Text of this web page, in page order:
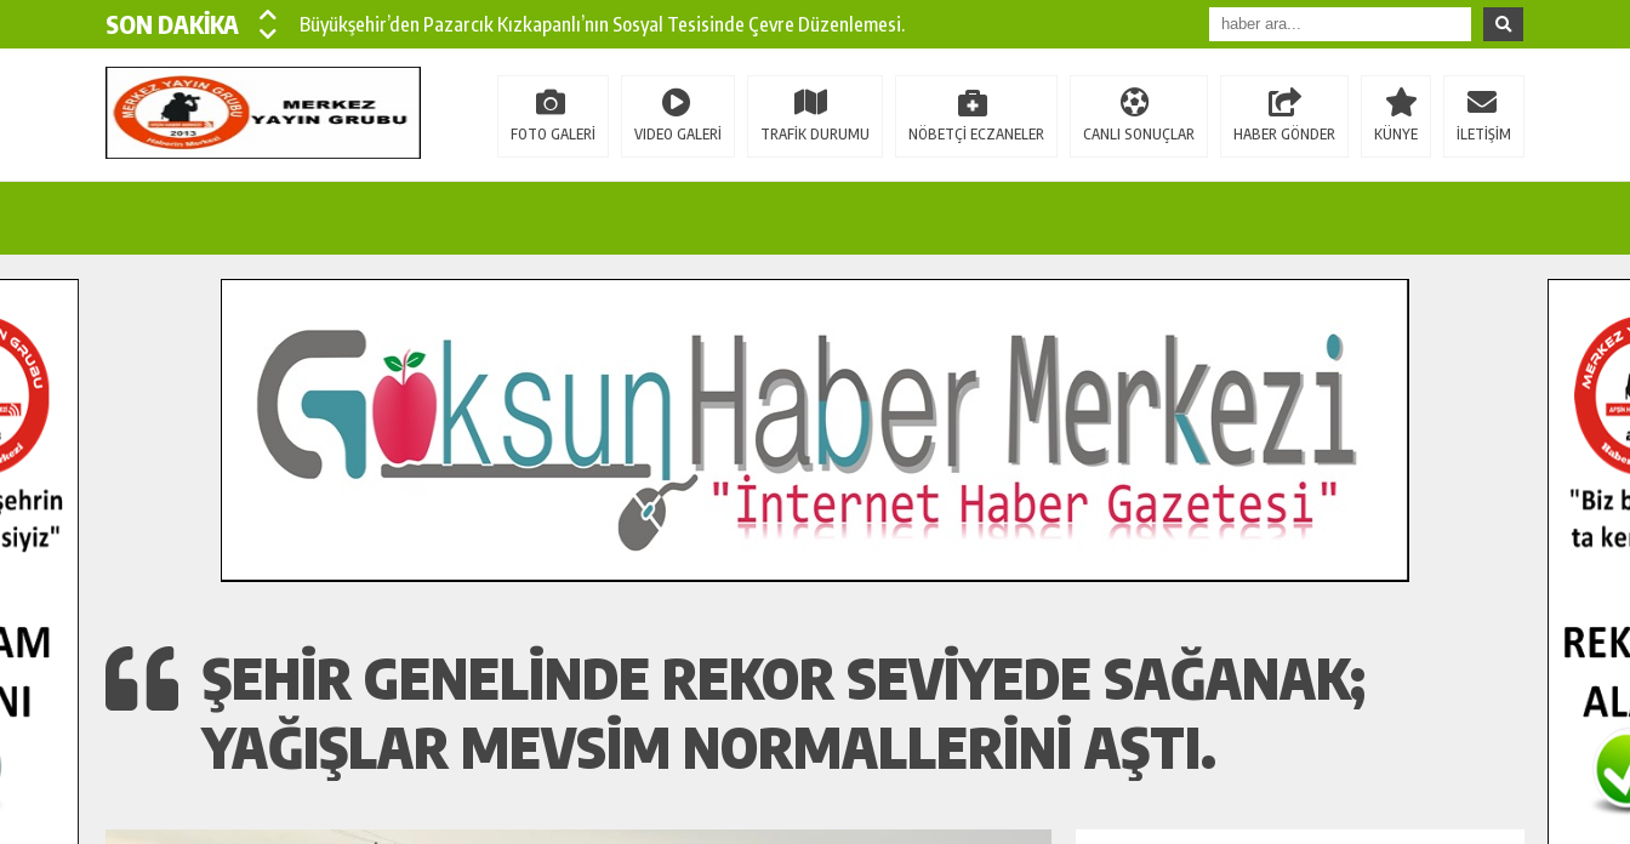
SON DAKİKA
Büyükşehir’den Pazarcık Kızkapanlı’nın Sosyal Tesisinde Çevre Düzenlemesi.
Büyükşehir’den Pazarcık Kırsalına Modern Ulaşım Yatırımı.
Çin’den KSÜ’ye Uluslararası Başarı: Edinilen Bilgi Türk Tarımına Katkı Sağlayacak.
İlçe Jandarma Komutanı Karakaya’dan Başkan Cüce’ye Veda Ziyareti.
Bertiz’in Yeni Köprüsünde Sona Doğru.
FOTO GALERİ VIDEO GALERİ TRAFİK DURUMU NÖBETÇİ ECZANELER CANLI SONUÇLAR HABER GÖNDER KÜNYE İLETİŞİM
ŞEHIR GENELINDE REKOR SEVIYEDE SAĞANAK;
YAĞIŞLAR MEVSIM NORMALLERINI AŞTI.